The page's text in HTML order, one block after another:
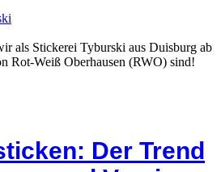
als Stickerei Tyburski aus Duisburg ab
Rot-Weiß Oberhausen (RWO) sind!
Der Trend